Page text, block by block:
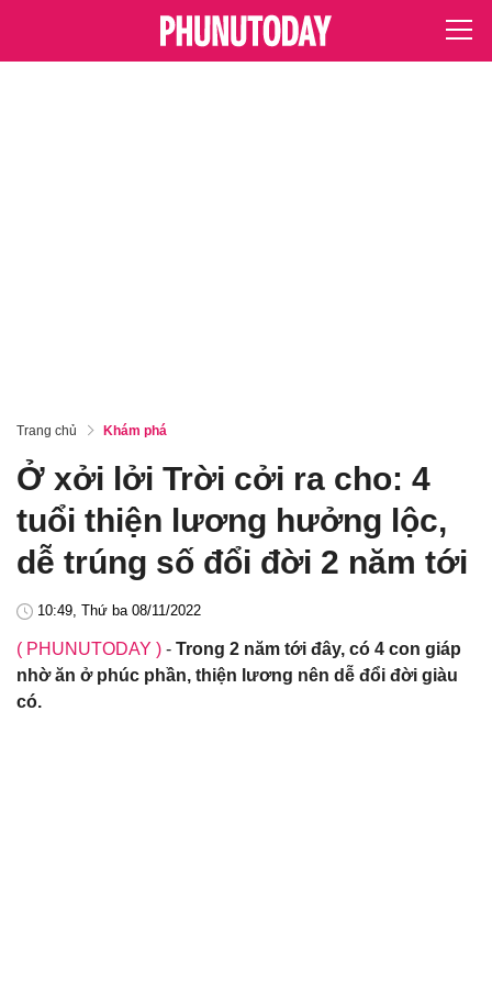
Trang chủ Khám phá
Ở xởi lởi Trời cởi ra cho: 4
tuổi thiện lương hưởng lộc,
dễ trúng số đổi đời 2 năm tới
10:49, Thứ ba 08/11/2022
( PHUNUTODAY ) - Trong 2 năm tới đây, có 4 con giáp
nhờ ăn ở phúc phần, thiện lương nên dễ đổi đời giàu
có.